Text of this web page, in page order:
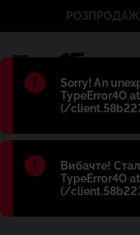
Błąd:
Sorry! An
TypeError4O
(/
Błąd:
Вибачте!
TypeError4O
(/
РОЗПРОДАЖ: